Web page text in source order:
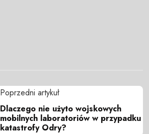
Poprzedni artykuł
Dlaczego nie użyto wojskowych
mobilnych laboratoriów w przypadku
katastrofy Odry?